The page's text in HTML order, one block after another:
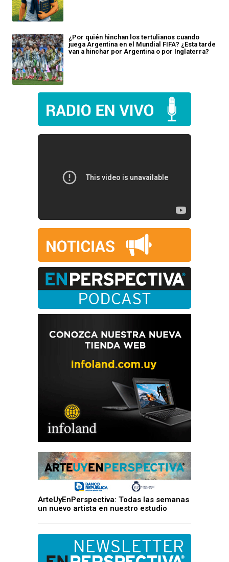
¿Por quién hinchan los tertulianos cuando
juega Argentina en el Mundial FIFA? ¿Esta tarde
van a hinchar por Argentina o por Inglaterra?
ArteUyEnPerspectiva: Todas las semanas
un nuevo artista en nuestro estudio